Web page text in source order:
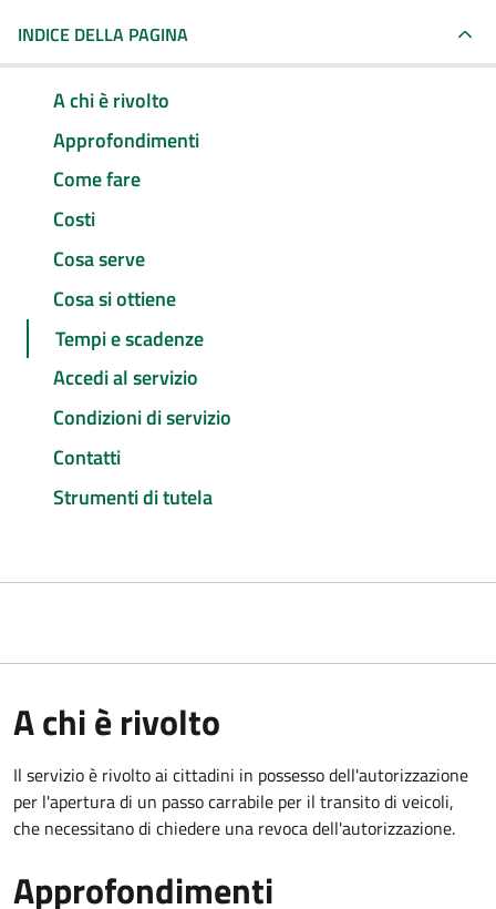
INDICE DELLA PAGINA
A chi è rivolto
Approfondimenti
Come fare
Costi
Cosa serve
Cosa si ottiene
Tempi e scadenze
Accedi al servizio
Condizioni di servizio
Contatti
Strumenti di tutela
A chi è rivolto
Il servizio è rivolto ai cittadini in possesso dell'autorizzazione
per l'apertura di un passo carrabile per il transito di veicoli,
che necessitano di chiedere una revoca dell'autorizzazione.
Approfondimenti